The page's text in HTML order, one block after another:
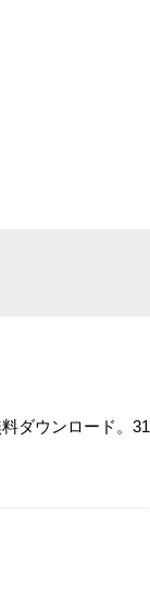
ダウンロード。31